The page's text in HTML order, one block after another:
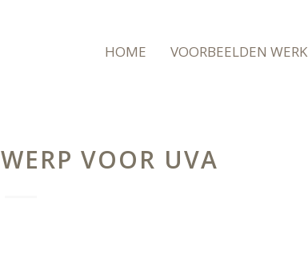
HOME VOORBEELDEN WERK
VOOR UVA